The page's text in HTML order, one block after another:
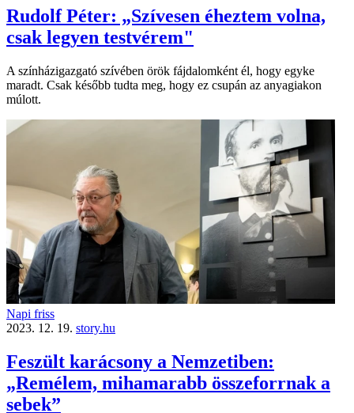
Rudolf Péter: „Szívesen éheztem volna,
csak legyen testvérem"
A színházigazgató szívében örök fájdalomként él, hogy egyke
maradt. Csak később tudta meg, hogy ez csupán az anyagiakon
múlott.
Napi friss
2023. 12. 19. story.hu
Feszült karácsony a Nemzetiben:
„Remélem, mihamarabb összeforrnak a
sebek”